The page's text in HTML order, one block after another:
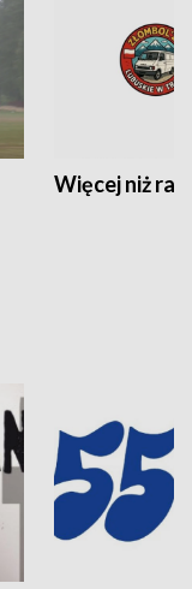
Więcej niż rajd